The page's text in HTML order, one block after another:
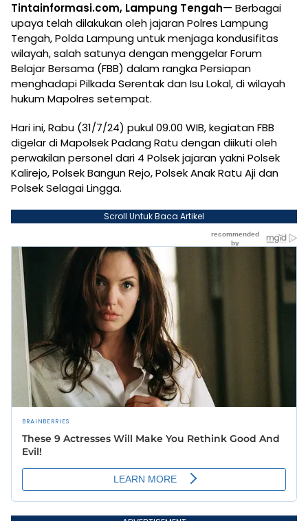
Tintainformasi.com, Lampung Tengah— Berbagai
upaya telah dilakukan oleh jajaran Polres Lampung
Tengah, Polda Lampung untuk menjaga kondusifitas
wilayah, salah satunya dengan menggelar Forum
Belajar Bersama (FBB) dalam rangka Persiapan
menghadapi Pilkada Serentak dan Isu Lokal, di wilayah
hukum Mapolres setempat.
Hari ini, Rabu (31/7/24) pukul 09.00 WIB, kegiatan FBB
digelar di Mapolsek Padang Ratu dengan diikuti oleh
perwakilan personel dari 4 Polsek jajaran yakni Polsek
Kalirejo, Polsek Bangun Rejo, Polsek Anak Ratu Aji dan
Polsek Selagai Lingga.
Scroll Untuk Baca Artikel